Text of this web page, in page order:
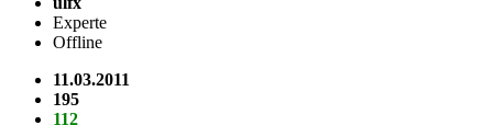
Experte
Offline
11.03.2011
195
112